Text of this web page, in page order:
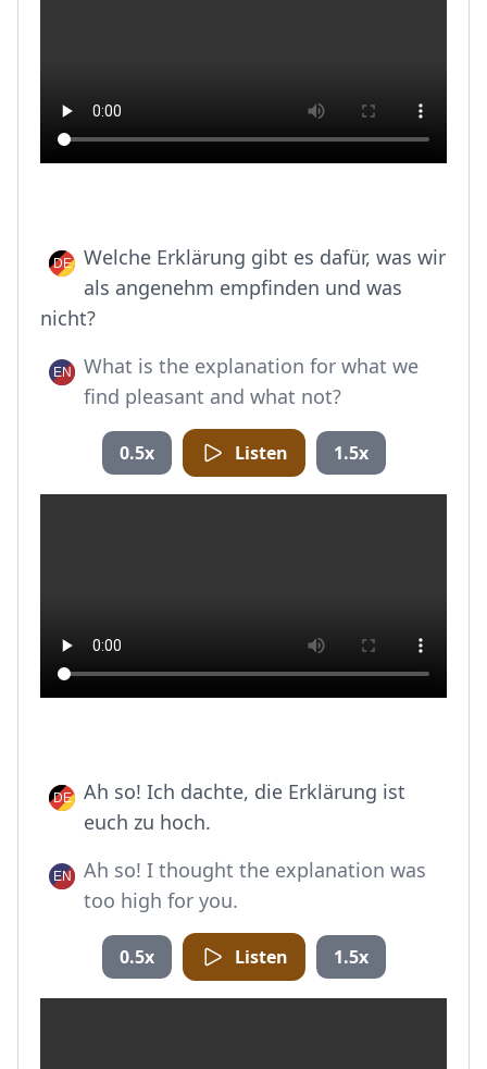
Welche Erklärung gibt es dafür, was wir
als angenehm empfinden und was
nicht?
What is the explanation for what we
find pleasant and what not?
0.5x Listen 1.5x
Ah so! Ich dachte, die Erklärung ist
euch zu hoch.
Ah so! I thought the explanation was
too high for you.
0.5x Listen 1.5x